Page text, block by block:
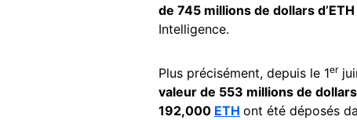
de 745 millions de dollars
Intelligence.
Plus précisément, depuis le 1er
valeur de 553 millions de dollars
192,000 ETH ont été déposés